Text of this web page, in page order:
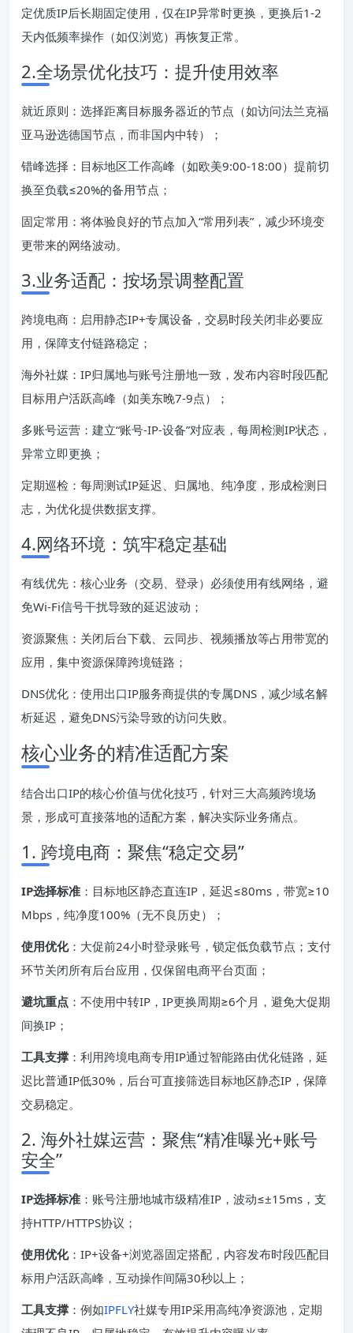
定优质IP后长期固定使用，仅在IP异常时更换，更换后1-2
天内低频率操作（如仅浏览）再恢复正常。
2.全场景优化技巧：提升使用效率
就近原则：选择距离目标服务器近的节点（如访问法兰克福
亚马逊选德国节点，而非国内中转）；
错峰选择：目标地区工作高峰（如欧美9:00-18:00）提前切
换至负载≤20%的备用节点；
固定常用：将体验良好的节点加入“常用列表”，减少环境变
更带来的网络波动。
3.业务适配：按场景调整配置
跨境电商：启用静态IP+专属设备，交易时段关闭非必要应
用，保障支付链路稳定；
海外社媒：IP归属地与账号注册地一致，发布内容时段匹配
目标用户活跃高峰（如美东晚7-9点）；
多账号运营：建立“账号-IP-设备”对应表，每周检测IP状态，
异常立即更换；
定期巡检：每周测试IP延迟、归属地、纯净度，形成检测日
志，为优化提供数据支撑。
4.网络环境：筑牢稳定基础
有线优先：核心业务（交易、登录）必须使用有线网络，避
免Wi-Fi信号干扰导致的延迟波动；
资源聚焦：关闭后台下载、云同步、视频播放等占用带宽的
应用，集中资源保障跨境链路；
DNS优化：使用出口IP服务商提供的专属DNS，减少域名解
析延迟，避免DNS污染导致的访问失败。
核心业务的精准适配方案
结合出口IP的核心价值与优化技巧，针对三大高频跨境场
景，形成可直接落地的适配方案，解决实际业务痛点。
1. 跨境电商：聚焦“稳定交易”
IP选择标准 ：目标地区静态直连IP，延迟≤80ms，带宽≥10
Mbps，纯净度100%（无不良历史）；
使用优化：大促前24小时登录账号，锁定低负载节点；支付
环节关闭所有后台应用，仅保留电商平台页面；
避坑重点 ：不使用中转IP，IP更换周期≥6个月，避免大促期
间换IP；
工具支撑 ：利用跨境电商专用IP通过智能路由优化链路，延
迟比普通IP低30%，后台可直接筛选目标地区静态IP，保障
交易稳定。
2. 海外社媒运营：聚焦“精准曝光+账号
安全”
IP选择标准 ：账号注册地城市级精准IP，波动≤±15ms，支
持HTTP/HTTPS协议；
使用优化：IP+设备+浏览器固定搭配，内容发布时段匹配目
标用户活跃高峰，互动操作间隔30秒以上；
工具支撑 ：例如IPFLY社媒专用IP采用高纯净资源池，定期